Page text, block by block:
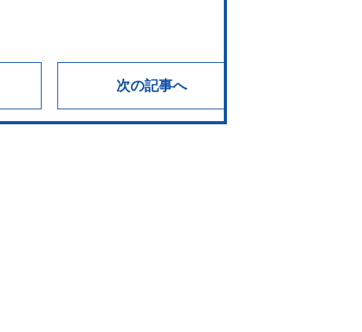
次の記事へ